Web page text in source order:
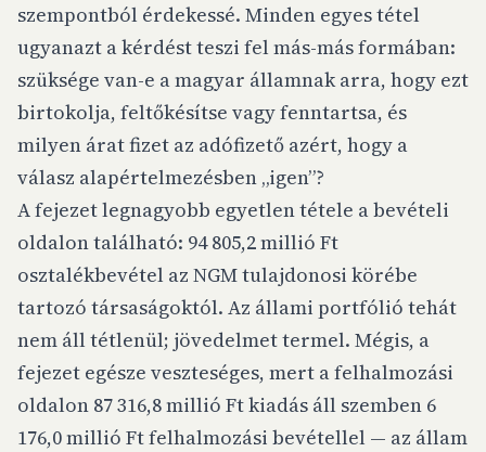
szempontból érdekessé. Minden egyes tétel
ugyanazt a kérdést teszi fel más-más formában:
szüksége van-e a magyar államnak arra, hogy ezt
birtokolja, feltőkésítse vagy fenntartsa, és
milyen árat fizet az adófizető azért, hogy a
válasz alapértelmezésben „igen”?
A fejezet legnagyobb egyetlen tétele a bevételi
oldalon található: 94 805,2 millió Ft
osztalékbevétel az NGM tulajdonosi körébe
tartozó társaságoktól. Az állami portfólió tehát
nem áll tétlenül; jövedelmet termel. Mégis, a
fejezet egésze veszteséges, mert a felhalmozási
oldalon 87 316,8 millió Ft kiadás áll szemben 6
176,0 millió Ft felhalmozási bevétellel — az állam